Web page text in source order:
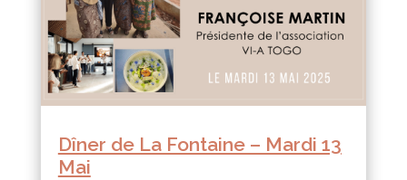
Dîner de La Fontaine – Mardi 13
Mai